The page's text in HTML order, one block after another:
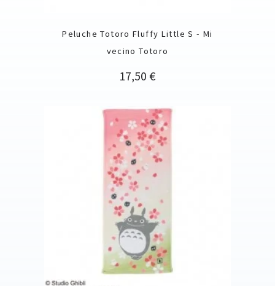
Peluche Totoro Fluffy Little S - Mi
vecino Totoro
Precio
17,50 €